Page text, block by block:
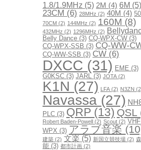
1.8/1.9MHz (5) 2M (4) 6M (5)
23CM (6) 28MHz (2) 40M (4)
70CM (2) 144MHz (2) 160M (8)
432MHz (2) 1296MHz (2)
Belly Dance (3) CQ-WPX-CW (3)
CQ-WPX-SSB (3) CQ-WW-
CQ-WW-SSB (3) CW (6)
DXCC (31) EME (3)
G0KSC (3) JARL (3) JOTA (2)
K1N (27) LFA (2) N3ZN
Navassa (27)
PLC (3) QRP (13) QSL
Robert Baden-Powell (2) Scout (2) VHF
WPX (3) アラブ音楽
建築 (2) 文楽 (5) 新国立競技場 (2)
能 (3) 都市計画 (2)